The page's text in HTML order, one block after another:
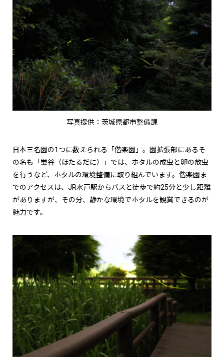
写真提供：茨城県都市整備課
日本三名園の1つに数えられる「偕楽園」。園拡張部にあるそ
の名も「蛍谷（ほたるだに）」では、ホタルの成虫と卵の放虫
を行うなど、ホタルの環境整備に取り組んでいます。偕楽園ま
でのアクセスは、JR水戸駅からバスと徒歩で約25分と少し距離
がありますが、その分、静かな環境でホタルを観賞できるのが
魅力です。